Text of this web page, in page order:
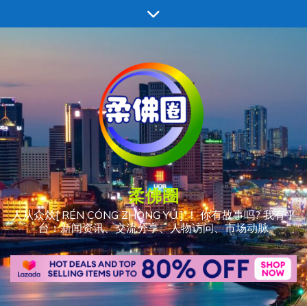
至
柔佛圈
人从众𠈌[ RÉN CÓNG ZHÒNG YÚ ] ！ 你有故事吗? 我有平
台：新闻资讯、交流分享、人物访问、市场动脉